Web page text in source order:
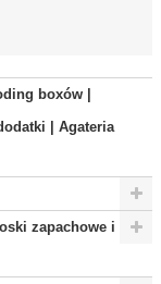
boxów |
| Agateria
zapachowe i